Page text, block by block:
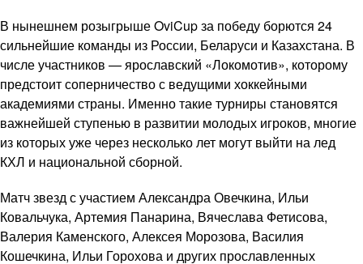
В нынешнем розыгрыше OviCup за победу борются 24
сильнейшие команды из России, Беларуси и Казахстана. В
числе участников — ярославский «Локомотив», которому
предстоит соперничество с ведущими хоккейными
академиями страны. Именно такие турниры становятся
важнейшей ступенью в развитии молодых игроков, многие
из которых уже через несколько лет могут выйти на лед
КХЛ и национальной сборной.
Матч звезд с участием Александра Овечкина, Ильи
Ковальчука, Артемия Панарина, Вячеслава Фетисова,
Валерия Каменского, Алексея Морозова, Василия
Кошечкина, Ильи Горохова и других прославленных